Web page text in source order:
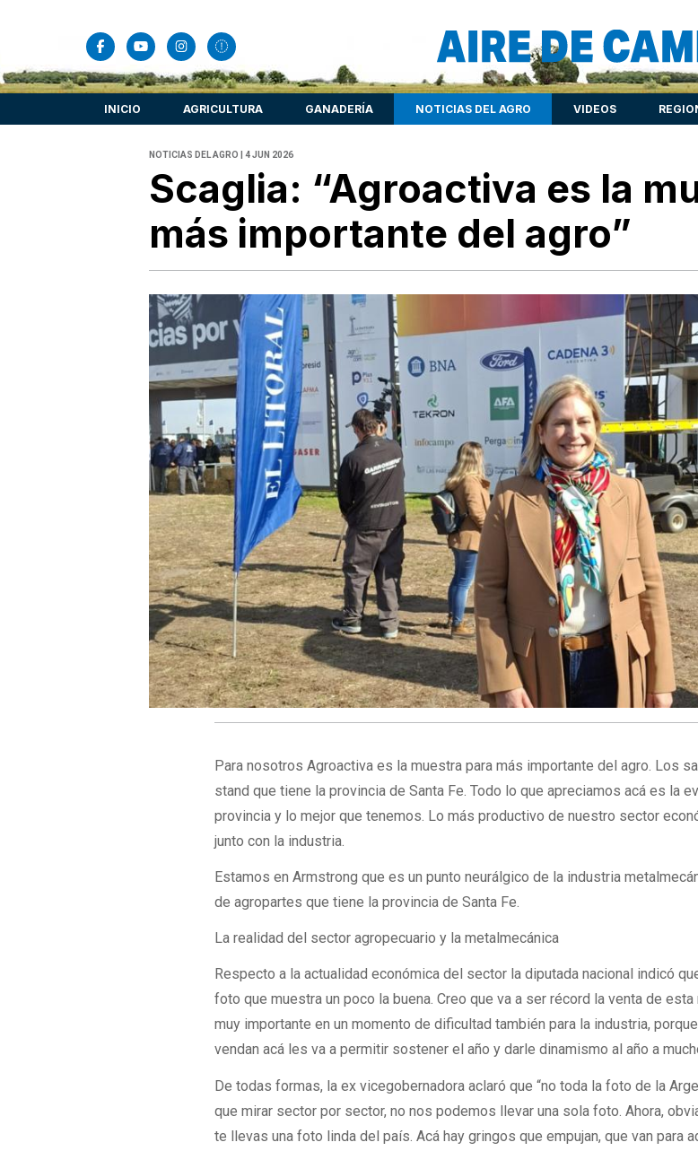
INICIO AGRICULTURA GANADERÍA NOTICIAS DEL AGRO VIDEOS
NOTICIAS DEL AGRO | 4 JUN 2026
Scaglia: “Agroactiva es la
más importante del agro”
Para nosotros Agroactiva es la muestra para más importante del agro. Los
stand que tiene la provincia de Santa Fe. Todo lo que apreciamos acá es la
provincia y lo mejor que tenemos. Lo más productivo de nuestro sector
junto con la industria.
Estamos en Armstrong que es un punto neurálgico de la industria
de agropartes que tiene la provincia de Santa Fe.
La realidad del sector agropecuario y la metalmecánica
Respecto a la actualidad económica del sector la diputada nacional indicó
foto que muestra un poco la buena. Creo que va a ser récord la venta de
muy importante en un momento de dificultad también para la industria,
vendan acá les va a permitir sostener el año y darle dinamismo al año a
De todas formas, la ex vicegobernadora aclaró que “no toda la foto de la
que mirar sector por sector, no nos podemos llevar una sola foto. Ahora,
te llevas una foto linda del país. Acá hay gringos que empujan, que van para